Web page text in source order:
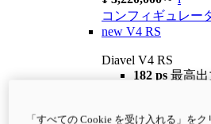
コンフィギュレー
new V4 RS
Diavel V4 RS
182 ps 最高出
「すべての Cookie を受け入れる」を